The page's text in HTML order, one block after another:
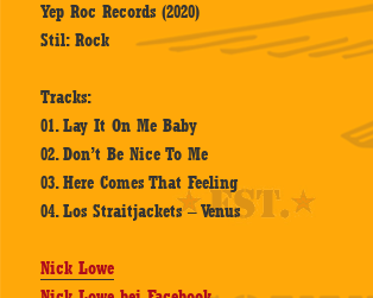
Yep Roc Records (2020)
Stil: Rock
Tracks:
01. Lay It On Me Baby
02. Don’t Be Nice To Me
03. Here Comes That Feeling
04. Los Straitjackets – Venus
Nick Lowe